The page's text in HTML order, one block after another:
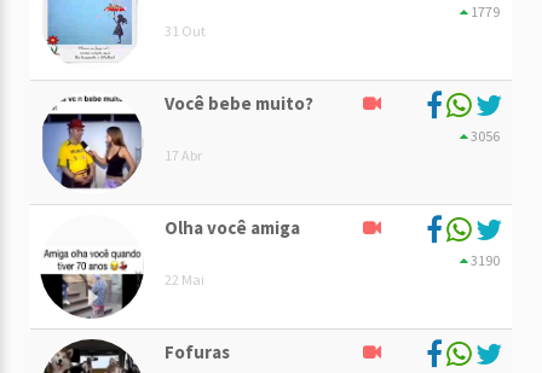
31 Out
1779
Você bebe muito?
17 Abr
3056
Olha você amiga
22 Mai
3190
Fofuras